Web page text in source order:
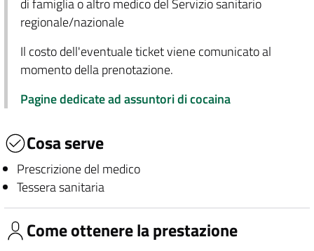
di famiglia o altro medico del Servizio sanitario
regionale/nazionale
Il costo dell'eventuale ticket viene comunicato al
momento della prenotazione.
Pagine dedicate ad assuntori di cocaina
Cosa serve
Prescrizione del medico
Tessera sanitaria
Come ottenere la prestazione